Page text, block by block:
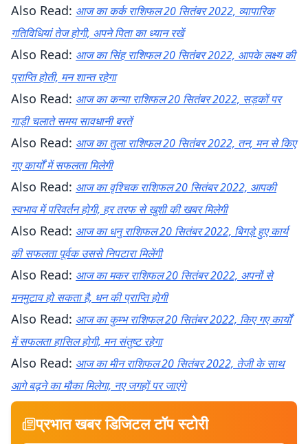
Also Read: आज का कर्क राशिफल 20 सितंबर 2022, व्यापारिक
गतिविधियां तेज होगी, अपने पिता का ध्यान रखें
Also Read: आज का सिंह राशिफल 20 सितंबर 2022, आपके लक्ष्य की
प्राप्ति होती, मन शान्त रहेगा
Also Read: आज का कन्या राशिफल 20 सितंबर 2022, सड़कों पर
गाड़ी चलाते समय सावधानी बरतें
Also Read: आज का तुला राशिफल 20 सितंबर 2022, तन, मन से किए
गए कार्यों में सफलता मिलेगी
Also Read: आज का वृश्चिक राशिफल 20 सितंबर 2022, आपकी
स्वभाव में परिवर्तन होगी, हर तरफ से खुशी की खबर मिलेगी
Also Read: आज का धनु राशिफल 20 सितंबर 2022, बिगड़े हुए कार्य
की सफलता पूर्वक उससे निपटारा मिलेंगी
Also Read: आज का मकर राशिफल 20 सितंबर 2022, अपनों से
मनमुटाव हो सकता है, धन की प्राप्ति होगी
Also Read: आज का कुम्भ राशिफल 20 सितंबर 2022, किए गए कार्यों
में सफलता हासिल होगी, मन संतुष्ट रहेगा
Also Read: आज का मीन राशिफल 20 सितंबर 2022, तेजी के साथ
आगे बढ़ने का मौका मिलेगा, नए जगहों पर जाएंगे
प्रभात खबर डिजिटल टॉप स्टोरी